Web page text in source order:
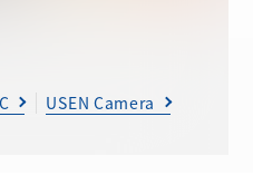
USEN Camera